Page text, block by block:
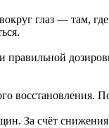
глаз —
восстановления.
За счёт